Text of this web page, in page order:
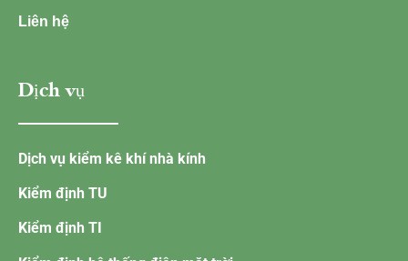
Liên hệ
Dịch vụ
Dịch vụ kiểm kê khí nhà kính
Kiểm định TU
Kiểm định TI